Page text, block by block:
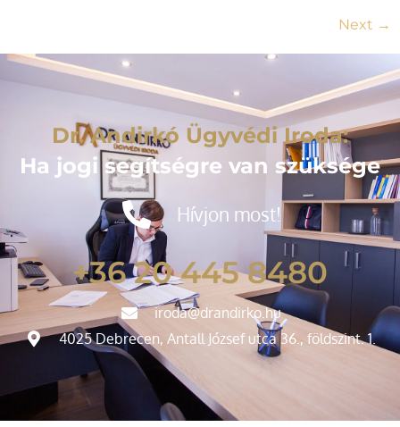
Next →
Dr. Andirkó Ügyvédi Iroda:
Ha jogi segítségre van szüksége
Hívjon most!
+36 20 445 8480
iroda@drandirko.hu
4025 Debrecen, Antall József utca 36., földszint. 1.